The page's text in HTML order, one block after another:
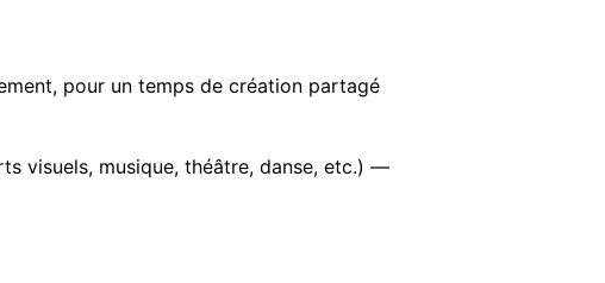
pour un temps de création partagé
visuels, musique, théâtre, danse, etc.) —